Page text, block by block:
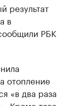
результат
в
РБК
отопление
«в два раза